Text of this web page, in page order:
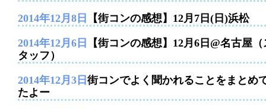
2014年12月8日 【街コンの感想】12月7日(日)浜松
2014年12月6日
【街コンの感想】12月6日@名古屋（
タッフ）
2014年12月3日 街コンでよく聞かれることをまとめ
たよー